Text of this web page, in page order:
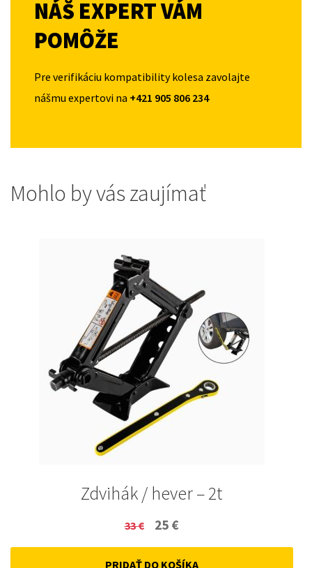
NÁŠ EXPERT VÁM
POMÔŽE
Pre verifikáciu kompatibility kolesa zavolajte
nášmu expertovi na +421 905 806 234
Mohlo by vás zaujímať
Zdvihák / hever – 2t
33€
Original
price
25 €
price
PRIDAŤ DO KOŠÍKA